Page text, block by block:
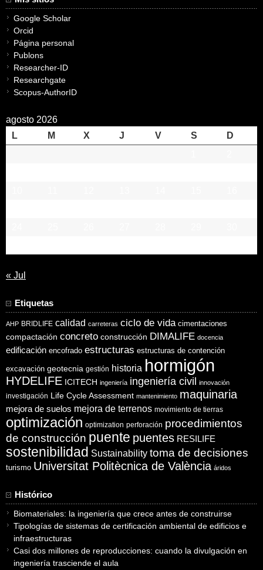
Google Scholar
Orcid
Página personal
Publons
Researcher-ID
Researchgate
Scopus-AuthorID
agosto 2026
L
M X J V S
D
« Jul
Etiquetas
AHP BRIDLIFE calidad carreteras ciclo de vida cimentaciones
compactación concreto construcción DIMALIFE docencia
edificación encofrado estructuras estructuras de contención
excavación geotecnia gestión historia hormigón
HYDELIFE ICITECH ingeniería ingeniería civil innovación
investigación Life Cycle Assessment mantenimiento maquinaria
mejora de suelos mejora de terrenos movimiento de tierras
optimización optimization perforación procedimientos
de construcción puente puentes RESILIFE
sostenibilidad Sustainability toma de decisiones
turismo Universitat Politècnica de València áridos
Histórico
Biomateriales: la ingeniería que crece antes de construirse
Tipologías de sistemas de certificación ambiental de edificios e
infraestructuras
Casi dos millones de reproducciones: cuando la divulgación en
ingeniería trasciende el aula